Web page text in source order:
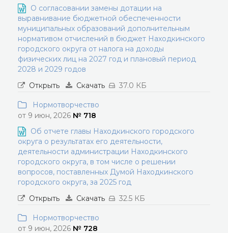
О согласовании замены дотации на
выравнивание бюджетной обеспеченности
муниципальных образований дополнительным
нормативом отчислений в бюджет Находкинского
городского округа от налога на доходы
физических лиц на 2027 год и плановый период
2028 и 2029 годов
Открыть
Скачать 37.0 КБ
Нормотворчество
от 9 июн, 2026 № 718
Об отчете главы Находкинского городского
округа о результатах его деятельности,
деятельности администрации Находкинского
городского округа, в том числе о решении
вопросов, поставленных Думой Находкинского
городского округа, за 2025 год
Открыть
Скачать 32.5 КБ
Нормотворчество
от 9 июн, 2026 № 728